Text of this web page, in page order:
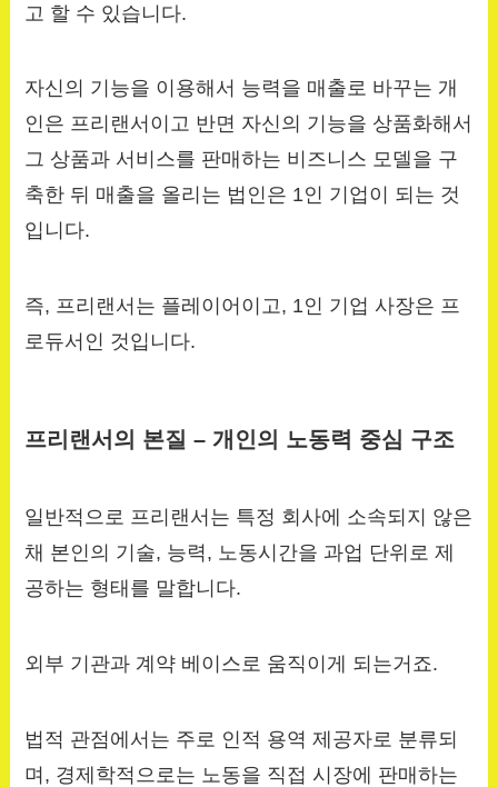
고 할 수 있습니다.
자신의 기능을 이용해서 능력을 매출로 바꾸는 개
인은 프리랜서이고 반면 자신의 기능을 상품화해서
그 상품과 서비스를 판매하는 비즈니스 모델을 구
축한 뒤 매출을 올리는 법인은 1인 기업이 되는 것
입니다.
즉, 프리랜서는 플레이어이고, 1인 기업 사장은 프
로듀서인 것입니다.
프리랜서의 본질 – 개인의 노동력 중심 구조
일반적으로 프리랜서는 특정 회사에 소속되지 않은
채 본인의 기술, 능력, 노동시간을 과업 단위로 제
공하는 형태를 말합니다.
외부 기관과 계약 베이스로 움직이게 되는거죠.
법적 관점에서는 주로 인적 용역 제공자로 분류되
며, 경제학적으로는 노동을 직접 시장에 판매하는